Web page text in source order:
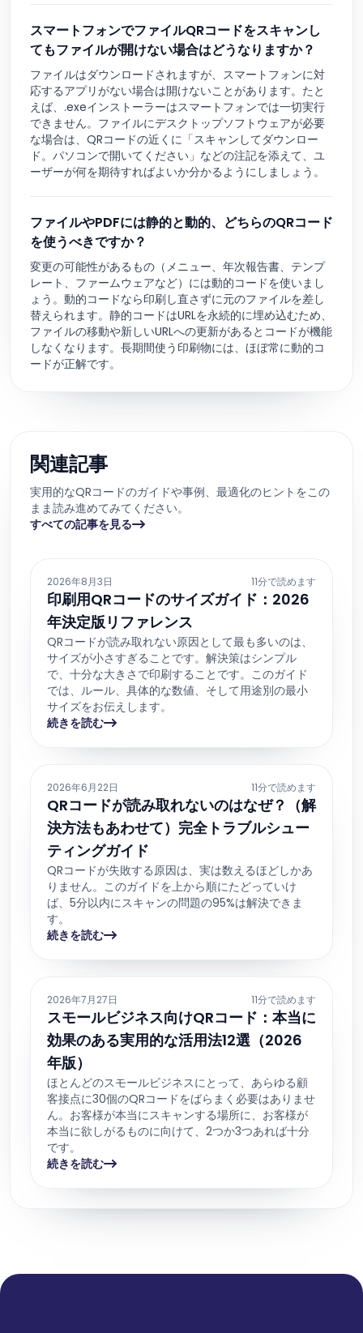
スマートフォンでファイルQRコードをスキャンし
てもファイルが開けない場合はどうなりますか？
ファイルはダウンロードされますが、スマートフォンに対
応するアプリがない場合は開けないことがあります。たと
えば、.exeインストーラーはスマートフォンでは一切実行
できません。ファイルにデスクトップソフトウェアが必要
な場合は、QRコードの近くに「スキャンしてダウンロー
ド。パソコンで開いてください」などの注記を添えて、ユ
ーザーが何を期待すればよいか分かるようにしましょう。
ファイルやPDFには静的と動的、どちらのQRコード
を使うべきですか？
変更の可能性があるもの（メニュー、年次報告書、テンプ
レート、ファームウェアなど）には動的コードを使いまし
ょう。動的コードなら印刷し直さずに元のファイルを差し
替えられます。静的コードはURLを永続的に埋め込むため、
ファイルの移動や新しいURLへの更新があるとコードが機能
しなくなります。長期間使う印刷物には、ほぼ常に動的コ
ードが正解です。
関連記事
実用的なQRコードのガイドや事例、最適化のヒントをこの
まま読み進めてみてください。
すべての記事を見る
2026年8月3日 11分で読めます
印刷用QRコードのサイズガイド：2026
年決定版リファレンス
QRコードが読み取れない原因として最も多いのは、
サイズが小さすぎることです。解決策はシンプル
で、十分な大きさで印刷することです。このガイド
では、ルール、具体的な数値、そして用途別の最小
サイズをお伝えします。
続きを読む
2026年6月22日 11分で読めます
QRコードが読み取れないのはなぜ？（解
決方法もあわせて）完全トラブルシュー
ティングガイド
QRコードが失敗する原因は、実は数えるほどしかあ
りません。このガイドを上から順にたどっていけ
ば、5分以内にスキャンの問題の95%は解決できま
す。
続きを読む
2026年7月27日 11分で読めます
スモールビジネス向けQRコード：本当に
効果のある実用的な活用法12選（2026
年版）
ほとんどのスモールビジネスにとって、あらゆる顧
客接点に30個のQRコードをばらまく必要はありませ
ん。お客様が本当にスキャンする場所に、お客様が
本当に欲しがるものに向けて、2つか3つあれば十分
です。
続きを読む